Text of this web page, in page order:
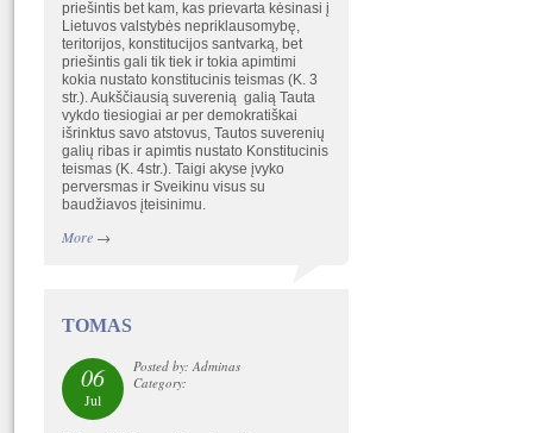
priešintis bet kam, kas prievarta kėsinasi į
Lietuvos valstybės nepriklausomybę,
teritorijos, konstitucijos santvarką, bet
priešintis gali tik tiek ir tokia apimtimi
kokia nustato konstitucinis teismas (K. 3
str.). Aukščiausią suverenią galią Tauta
vykdo tiesiogiai ar per demokratiškai
išrinktus savo atstovus, Tautos suverenių
galių ribas ir apimtis nustato Konstitucinis
teismas (K. 4str.). Taigi akyse įvyko
perversmas ir Sveikinu visus su
baudžiavos įteisinimu.
More→
TOMAS
06
Jul
Posted by: Adminas
Category: